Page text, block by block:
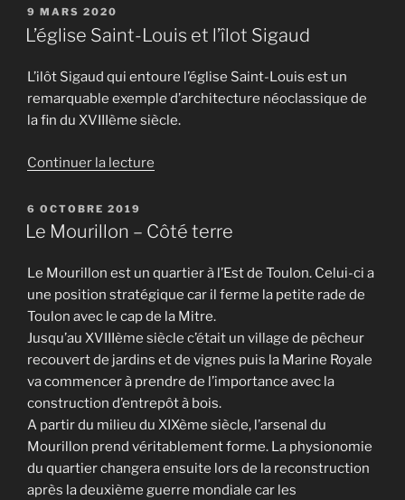
peintre
marines »
PUBLIÉ
LE
9 MARS 2020
L’église Saint-Louis et l’îlot Sigaud
L’ilôt Sigaud qui entoure l’église Saint-Louis est un
remarquable exemple d’architecture néoclassique de
la fin du XVIIIème siècle.
Continuer la lecture
Louis
l’îlot
Sigaud »
PUBLIÉ
LE
6 OCTOBRE 2019
Le Mourillon – Côté terre
Le Mourillon est un quartier à l’Est de Toulon. Celui-ci a
une position stratégique car il ferme la petite rade de
Toulon avec le cap de la Mitre.
Jusqu’au XVIIIème siècle c’était un village de pêcheur
recouvert de jardins et de vignes puis la Marine Royale
va commencer à prendre de l’importance avec la
construction d’entrepôt à bois.
A partir du milieu du XIXème siècle, l’arsenal du
Mourillon prend véritablement forme. La physionomie
du quartier changera ensuite lors de la reconstruction
après la deuxième guerre mondiale car les